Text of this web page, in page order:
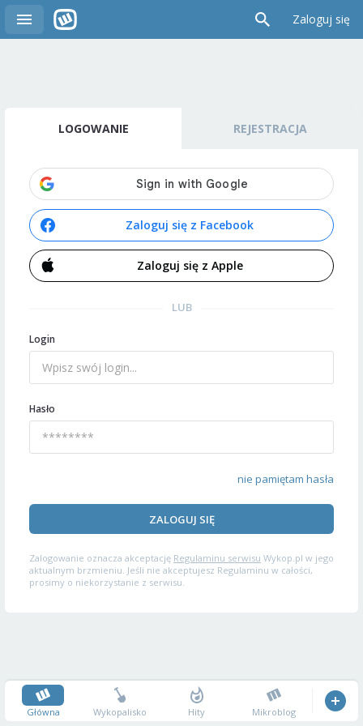
Zaloguj się
LOGOWANIE REJESTRACJA
Zaloguj się z Facebook
Zaloguj się z Apple
LUB
Login
Hasło
nie pamiętam hasła
ZALOGUJ SIĘ
Zalogowanie oznacza akceptację Regulaminu serwisu Wykop.pl w jego
aktualnym brzmieniu. Jeśli nie akceptujesz Regulaminu w całości,
prosimy o niekorzystanie z serwisu.
Główna Wykopalisko Hity Mikroblog